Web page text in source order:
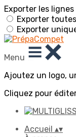
Exporter les
Exporter
Exporter
Menu
Ajoutez un logo,
Cliquez pour
Accueil ▴▾